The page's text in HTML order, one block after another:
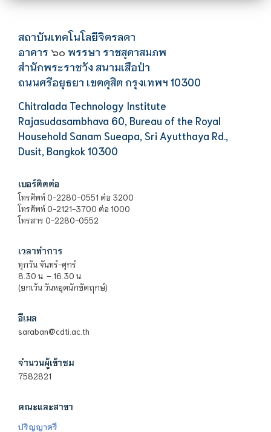
สถาบันเทคโนโลยีจิตรลดา
อาคาร ๖๐ พรรษา ราชสุดาสมภพ
สำนักพระราชวัง สนามเสือป่า
ถนนศรีอยุธยา เขตดุสิต กรุงเทพฯ 10300
Chitralada Technology Institute
Rajasudasambhava 60, Bureau of the Royal
Household Sanam Sueapa, Sri Ayutthaya Rd.,
Dusit, Bangkok 10300
เบอร์ติดต่อ
โทรศัพท์ 0-2280-0551 ต่อ 3200
โทรศัพท์ 0-2121-3700 ต่อ 1000
โทรสาร 0-2280-0552
เวลาทำการ
ทุกวัน จันทร์-ศุกร์
8.30 น. – 16.30 น.
(ยกเว้น วันหยุดนักขัตฤกษ์)
อีเมล
saraban@cdti.ac.th
จำนวนผู้เข้าชม
7582821
คณะและสาขา
ปริญญาตรี